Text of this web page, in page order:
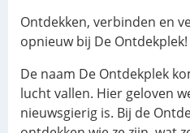
Ontdekken, verbinden en
opnieuw bij De Ontdekplek!
De naam De Ontdekplek
lucht vallen. Hier geloven
nieuwsgierig is. Bij de